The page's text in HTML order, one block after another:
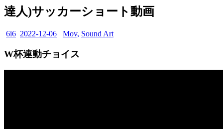
達人)サッカーショート動画
6i6 2022-12-06 Mov, Sound Art
W杯連動チョイス